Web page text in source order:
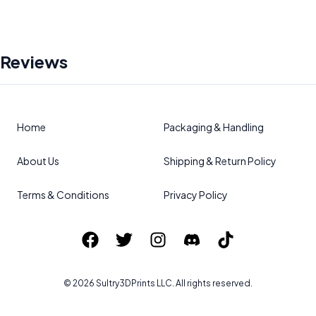
Reviews
Home
About Us
Terms & Conditions
Packaging & Handling
Shipping & Return Policy
Privacy Policy
© 2026 Sultry3DPrints LLC. All rights reserved.